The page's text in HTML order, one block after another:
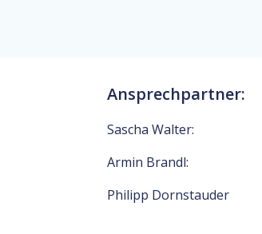
Ansprechpartner:
Sascha Walter:
Armin Brandl:
Philipp Dornstauder